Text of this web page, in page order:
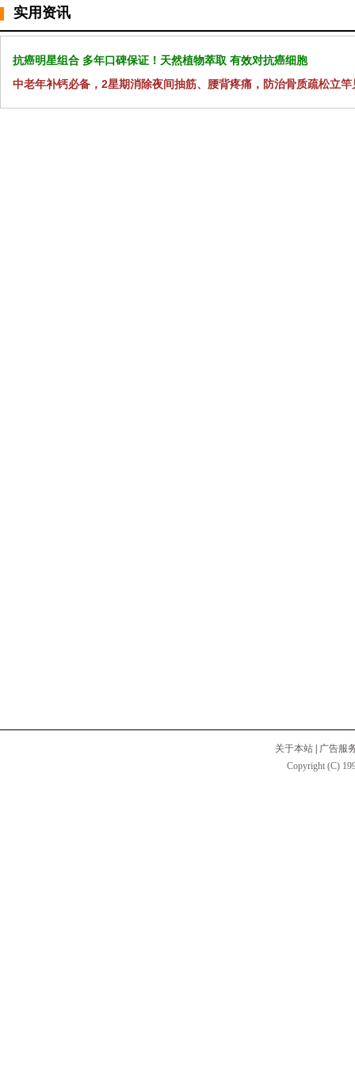
实用资讯
抗癌明星组合 多年口碑保证！天然植物萃取 有效对抗癌细胞
中老年补钙必备，2星期消除夜间抽筋、腰背疼痛，防治骨质疏松立竿
关于本站
广告服
Copyright (C)